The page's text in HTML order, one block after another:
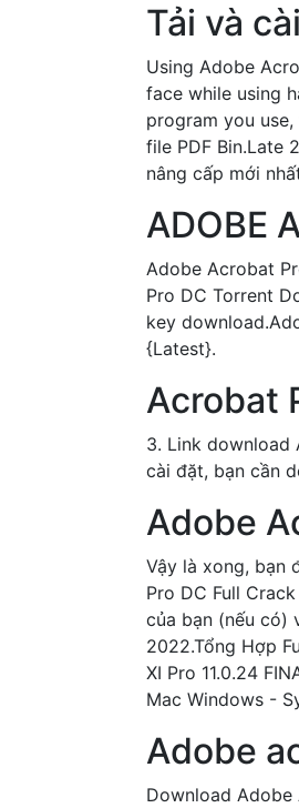
Tải và
Using Adobe
face while using
program you
file PDF Bin.Late
nâng cấp mới
ADOBE
Adobe Acrobat
Pro DC Torrent
key
{Latest}.
Acrobat
3. Link download
cài đặt, bạn cần
Adobe
Vậy là xong, bạn
Pro DC Full
của bạn (nếu có)
2022.Tổng Hợp
XI Pro 11.0.24
Mac Windows -
Adobe
Download Adobe